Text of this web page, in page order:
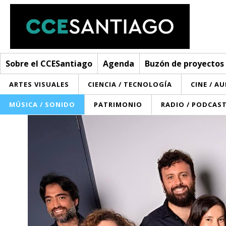
Sobre el CCESantiago Agenda Buzón de proyectos
ARTES VISUALES CIENCIA / TECNOLOGÍA CINE /
MÚSICA / SONIDO PATRIMONIO RADIO / PODCAST
Sobre el CCESantiago
> Ir a Sobre el CCESantiago
¿Cómo trabajamos?
Buzón de proyectos
Convocatorias